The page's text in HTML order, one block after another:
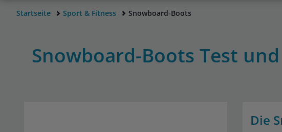
Startseite Sport & Fitness Snowboard-Boots
Snowboard-Boots Test
Die